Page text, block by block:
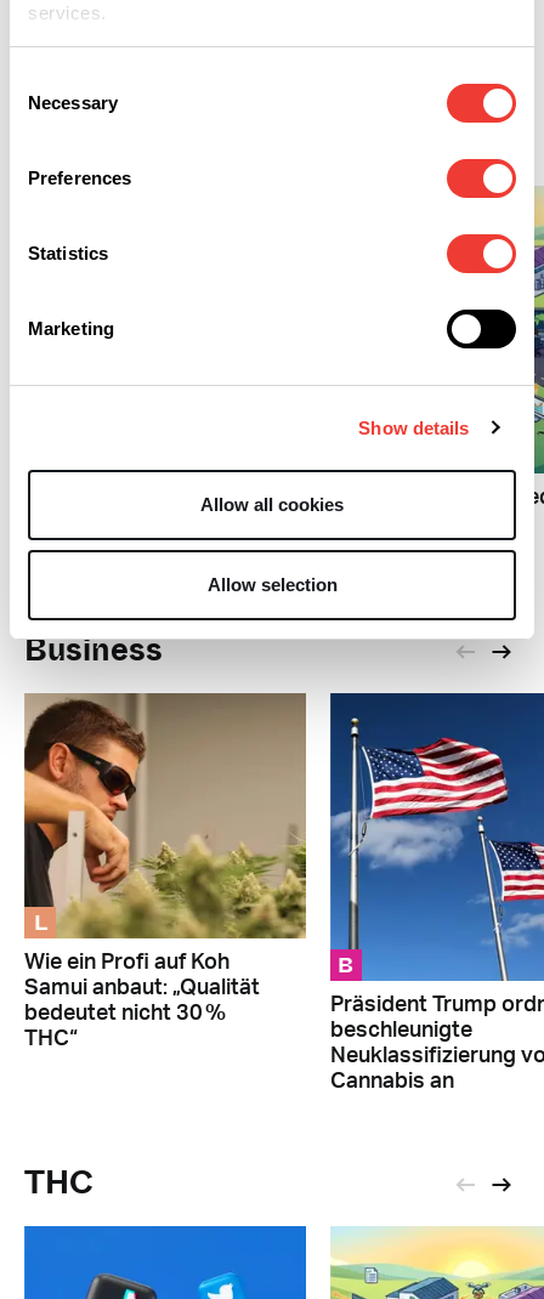
services.
Selection
Necessary
Preferences
Statistics
Marketing
Show details
Allow all cookies
Allow selection
Press Collective“
Vier US-
Press Collective“
Business
L
Wie ein Profi auf Koh
Samui anbaut: „Qualität
bedeutet nicht 30 %
THC“
B
Präsident Trump
beschleunigte
Neuklassifizierung
Cannabis an
THC